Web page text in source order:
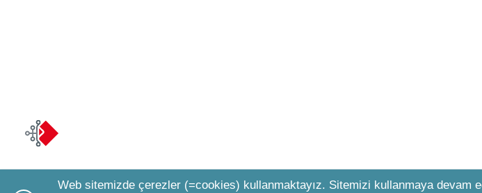
Web sitemizde çerezler (=cookies) kullanmaktayız. Sitemizi kullanmaya devam